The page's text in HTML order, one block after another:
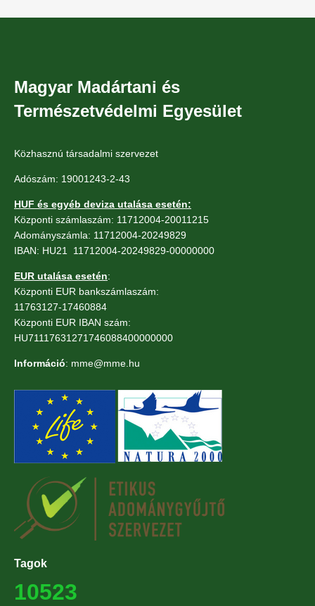
Magyar Madártani és
Természetvédelmi Egyesület
Közhasznú társadalmi szervezet
Adószám: 19001243-2-43
HUF és egyéb deviza utalása esetén:
Központi számlaszám: 11712004-20011215
Adományszámla: 11712004-20249829
IBAN: HU21 11712004-20249829-00000000
EUR utalása esetén:
Központi EUR bankszámlaszám:
11763127-17460884
Központi EUR IBAN szám:
HU71117631271746088400000000
Információ: mme@mme.hu
Tagok
10523